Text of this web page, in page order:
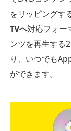
をリッピングす
TVへ対応フォー
ンツを再生する
り、いつでも
ができます。